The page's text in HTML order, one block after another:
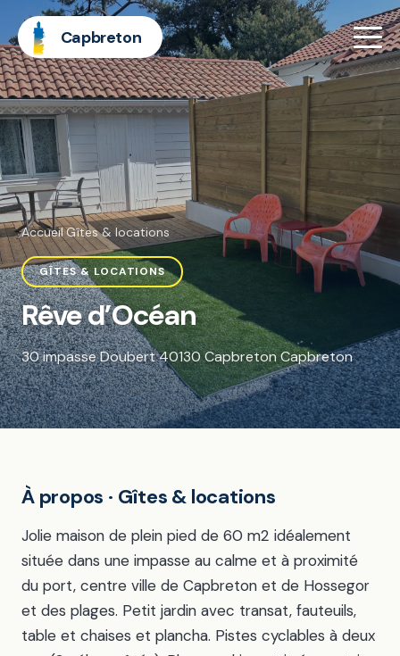
Capbreton
Accueil·Gîtes & locations
GÎTES & LOCATIONS
Rêve d’Océan
30 impasse Doubert 40130 Capbreton Capbreton
À propos · Gîtes & locations
Jolie maison de plein pied de 60 m2 idéalement
située dans une impasse au calme et à proximité
du port, centre ville de Capbreton et de Hossegor
et des plages. Petit jardin avec transat, fauteuils,
table et chaises et plancha. Pistes cyclables à deux